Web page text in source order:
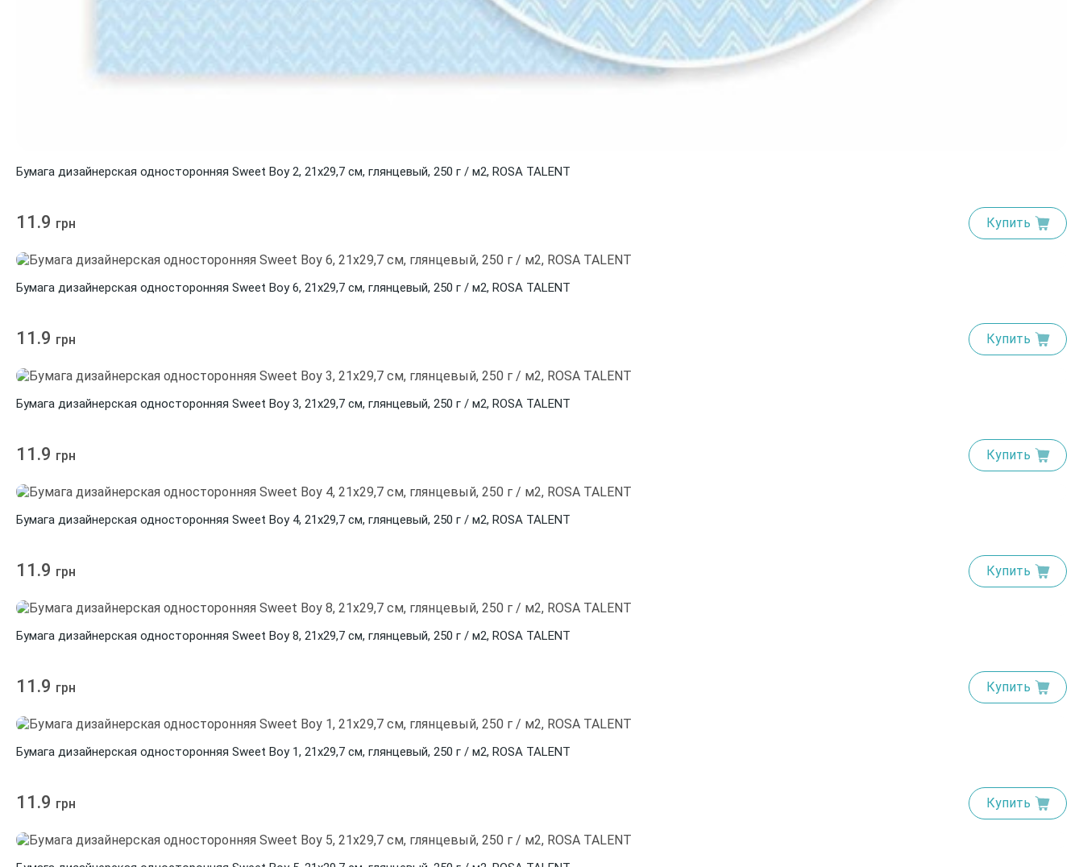
Бумага дизайнерская односторонняя Sweet Boy 2, 21х29,7 см, глянцевый, 250 г / м2, ROSA TALENT
11.9 грн Купить
Бумага дизайнерская односторонняя Sweet Boy 6, 21х29,7 см, глянцевый, 250 г / м2, ROSA TALENT
11.9 грн Купить
Бумага дизайнерская односторонняя Sweet Boy 3, 21х29,7 см, глянцевый, 250 г / м2, ROSA TALENT
11.9 грн Купить
Бумага дизайнерская односторонняя Sweet Boy 4, 21х29,7 см, глянцевый, 250 г / м2, ROSA TALENT
11.9 грн Купить
Бумага дизайнерская односторонняя Sweet Boy 8, 21х29,7 см, глянцевый, 250 г / м2, ROSA TALENT
11.9 грн Купить
Бумага дизайнерская односторонняя Sweet Boy 1, 21х29,7 см, глянцевый, 250 г / м2, ROSA TALENT
11.9 грн Купить